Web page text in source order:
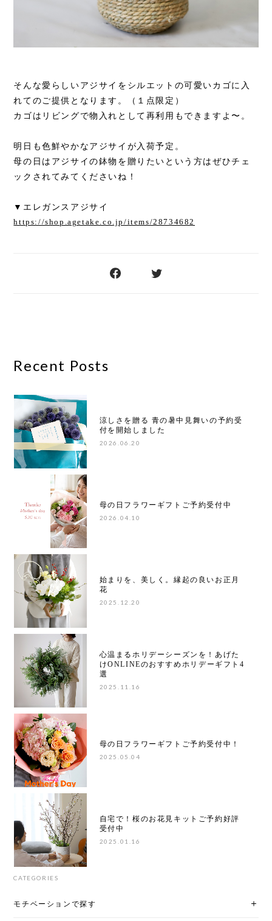
そんな愛らしいアジサイをシルエットの可愛いカゴに入
れてのご提供となります。（１点限定）
カゴはリビングで物入れとして再利用もできますよ〜。
明日も色鮮やかなアジサイが入荷予定。
母の日はアジサイの鉢物を贈りたいという方はぜひチェ
ックされてみてくださいね！
▼エレガンスアジサイ
https://shop.agetake.co.jp/items/28734682
Recent Posts
涼しさを贈る 青の暑中見舞いの予約受
付を開始しました
2026.06.20
母の日フラワーギフトご予約受付中
2026.04.10
始まりを、美しく。縁起の良いお正月
花
2025.12.20
心温まるホリデーシーズンを！あげた
けONLINEのおすすめホリデーギフト4
選
2025.11.16
母の日フラワーギフトご予約受付中！
2025.05.04
自宅で！桜のお花見キットご予約好評
受付中
2025.01.16
CATEGORIES
モチベーションで探す